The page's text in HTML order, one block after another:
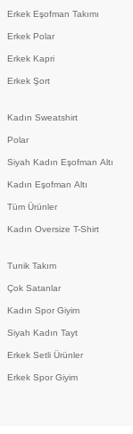
Erkek Eşofman Takımı
Erkek Polar
Erkek Kapri
Erkek Şort
Kadın Sweatshirt
Polar
Siyah Kadın Eşofman Altı
Kadın Eşofman Altı
Tüm Ürünler
Kadın Oversize T-Shirt
Tunik Takım
Çok Satanlar
Kadın Spor Giyim
Siyah Kadın Tayt
Erkek Setli Ürünler
Erkek Spor Giyim